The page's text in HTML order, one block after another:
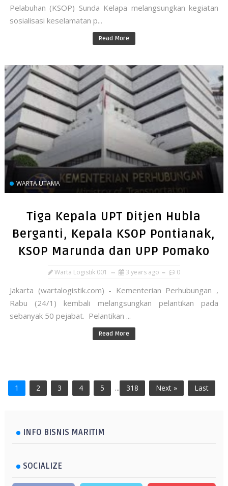
Pelabuhan (KSOP) Sunda Kelapa melangsungkan kegiatan
sosialisasi keselamatan p...
Read More
WARTA UTAMA
Tiga Kepala UPT Ditjen Hubla
Berganti, Kepala KSOP Pontianak,
KSOP Marunda dan UPP Pomako
Warta Logistik 001 3 years ago 0
Jakarta (wartalogistik.com) - Kementerian Perhubungan ,
Rabu (24/1) kembali melangsungkan pelantikan pada
sebanyak 50 pejabat. Pelantikan ...
Read More
1 2 3 4 5 ... 318 Next » Last
INFO BISNIS MARITIM
SOCIALIZE